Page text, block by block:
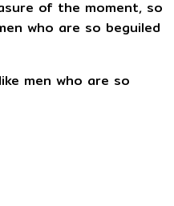
of the moment, so
who are so beguiled
men who are so